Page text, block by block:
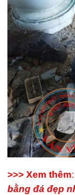
>>> Xem thêm:
bằng đá đẹp